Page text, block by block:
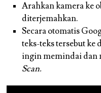
Arahkan kamera ke
diterjemahkan.
Secara otomatis
teks-teks tersebut ke
ingin memindai dan
Scan.